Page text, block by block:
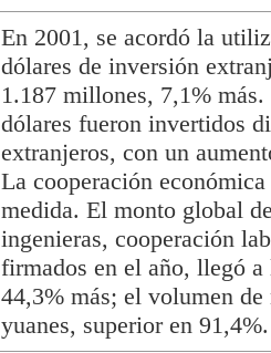
En 2001, se acordó la
dólares de inversión
1.187 millones, 7,1%
dólares fueron invertidos
extranjeros, con un
La cooperación
medida. El monto global
ingenieras, cooperación
firmados en el año, llegó
44,3% más; el volumen
yuanes, superior en 91,4%.